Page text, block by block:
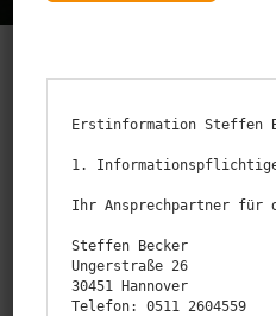
zwingend nötig, aber
den meisten Fällen der
auch bei Boots­un­fällen in
Schäden die man dritten
zuführt. 50.000
Erstinformation Steffen
1.
Ihr Ansprechpartner für
Steffen Becker
Ungerstraße 26
30451 Hannover
Telefon: 0511 2604559